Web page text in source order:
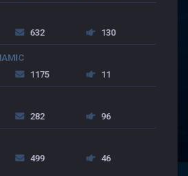
632 130
1175 11
282 96
499 46